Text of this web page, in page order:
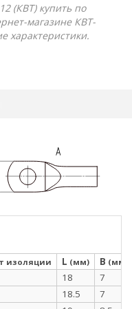
(КВТ) купить по
магазине КВТ-
характеристики.
изоляции L (мм) B (мм)
18 7
18.5 7